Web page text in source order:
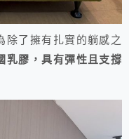
除了擁有扎實的躺感之
乳膠，具有彈性且支撐